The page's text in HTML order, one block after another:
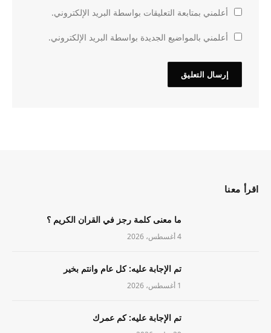
أعلمني بمتابعة التعليقات بواسطة البريد الإلكتروني.
أعلمني بالمواضيع الجديدة بواسطة البريد الإلكتروني.
اقرأ معنا
ما معنى كلمة رجز في القران الكريم ؟
4 أغسطس، 2026
تم الإجابة عليه: كل عام وانتم بخير
1 أغسطس، 2026
تم الإجابة عليه: كم عمرك